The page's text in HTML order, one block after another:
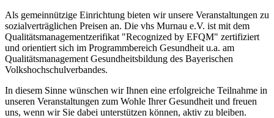
Als gemeinnützige Einrichtung bieten wir unsere Veranstaltungen zu
sozialverträglichen Preisen an. Die vhs Murnau e.V. ist mit dem
Qualitätsmanagementzerifikat "Recognized by EFQM" zertifiziert
und orientiert sich im Programmbereich Gesundheit u.a. am
Qualitätsmanagement Gesundheitsbildung des Bayerischen
Volkshochschulverbandes.
In diesem Sinne wünschen wir Ihnen eine erfolgreiche Teilnahme in
unseren Veranstaltungen zum Wohle Ihrer Gesundheit und freuen
uns, wenn wir Sie dabei unterstützen können, aktiv zu bleiben.